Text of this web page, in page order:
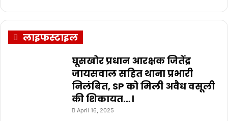
लाइफस्टाइल
घूसखोर प्रधान आरक्षक जितेंद्र
जायसवाल सहित थाना प्रभारी
निलंबित, SP को मिली अवैध वसूली
की शिकायत…।
April 16, 2025